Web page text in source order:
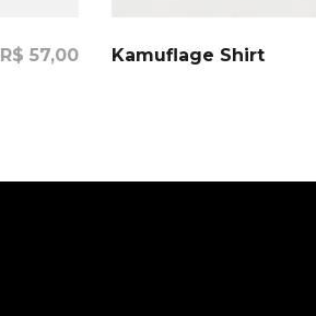
R$ 57,00 Comprar
Kamuflage Shirt